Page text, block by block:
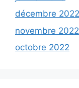
décembre 2022
novembre 2022
octobre 2022